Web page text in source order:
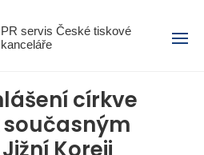
PR servis České tiskové
kanceláře
Menu
církve
současným